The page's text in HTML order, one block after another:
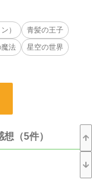
。
）
青髪の王子
法
星空の世界
想（5件）